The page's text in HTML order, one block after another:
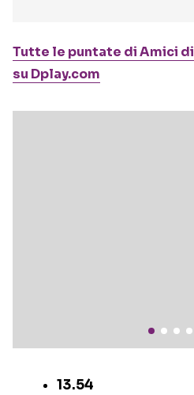
Tutte le puntate di Amici
su Dplay.com
13.54